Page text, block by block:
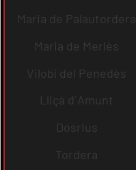
Maria de Palautordera
Maria de Merlès
Vilobí del Penedès
Lliçà d´Amunt
Dosrius
Tordera